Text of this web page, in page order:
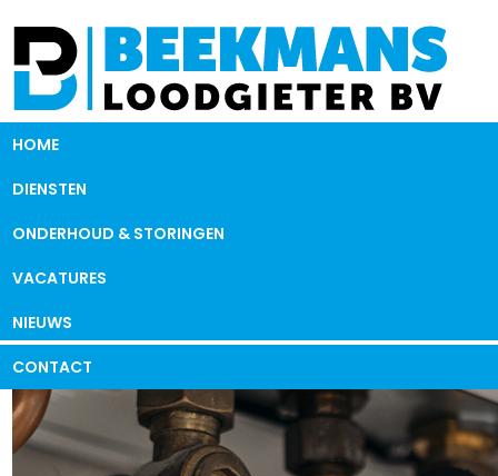
HOME
DIENSTEN
ONDERHOUD & STORINGEN
VACATURES
NIEUWS
CONTACT